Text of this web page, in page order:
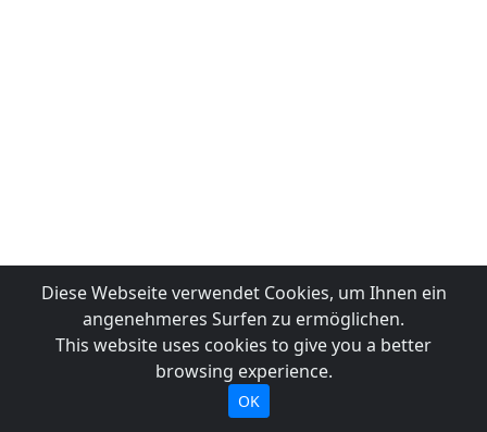
Diese Webseite verwendet Cookies, um Ihnen ein
angenehmeres Surfen zu ermöglichen.
This website uses cookies to give you a better
browsing experience.
OK